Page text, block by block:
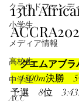
クラウドファンデ
小学生
メディア情報
高校生
中学生
ACC
13th
グエムアブラ
1500m決勝　
予選　8位　